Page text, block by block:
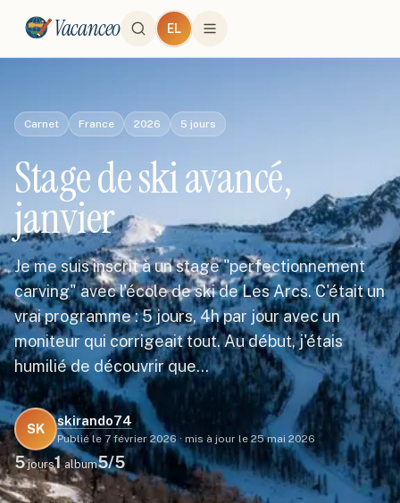
Vacanceo EL
Carnet France 2026 5 jours
Stage de ski avancé,
janvier
Je me suis inscrit à un stage "perfectionnement
carving" avec l'école de ski de Les Arcs. C'était un
vrai programme : 5 jours, 4h par jour avec un
moniteur qui corrigeait tout. Au début, j'étais
humilié de découvrir que…
SK
skirando74
Publié le 7 février 2026· mis à jour le 25 mai 2026
5jours1album5/5